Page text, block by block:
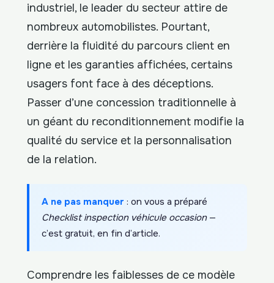
industriel, le leader du secteur attire de
nombreux automobilistes. Pourtant,
derrière la fluidité du parcours client en
ligne et les garanties affichées, certains
usagers font face à des déceptions.
Passer d’une concession traditionnelle à
un géant du reconditionnement modifie la
qualité du service et la personnalisation
de la relation.
A ne pas manquer : on vous a préparé
Checklist inspection véhicule occasion—
c’est gratuit, en fin d’article.
Comprendre les faiblesses de ce modèle